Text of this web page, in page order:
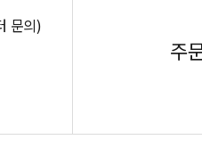
문의)
주